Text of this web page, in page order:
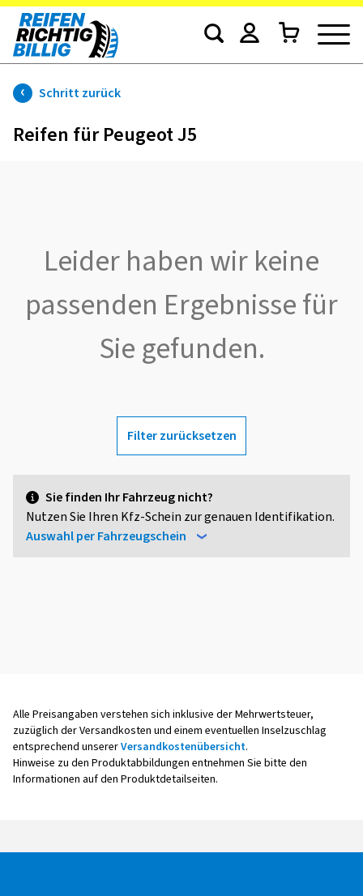
Schritt zurück
Reifen für Peugeot J5
Sie finden Ihr Fahrzeug nicht?
Nutzen Sie Ihren Kfz-Schein zur genauen Identifikation.
Auswahl per Fahrzeugschein
Leider haben wir keine
passenden Ergebnisse für
Sie gefunden.
Filter zurücksetzen
Alle Preisangaben verstehen sich inklusive der Mehrwertsteuer,
zuzüglich der Versandkosten und einem eventuellen Inselzuschlag
entsprechend unsererVersandkostenübersicht.
Hinweise zu den Produktabbildungen entnehmen Sie bitte den
Informationen auf den Produktdetailseiten.